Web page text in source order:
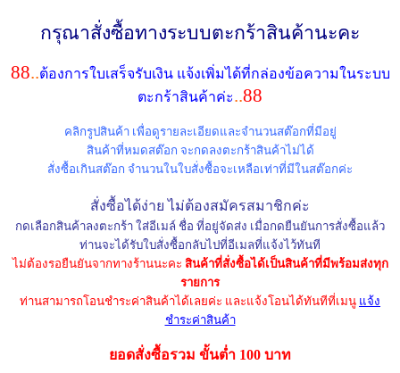
กรุณาสั่งซื้อทางระบบตะกร้าสินค้านะคะ
88..ต้องการใบเสร็จรับเงิน แจ้งเพิ่มได้ที่กล่องข้อความในระบบ
ตะกร้าสินค้าค่ะ..88
คลิกรูปสินค้า เพื่อดูรายละเอียดและจำนวนสต๊อกที่มีอยู่
สินค้าที่หมดสต๊อก จะกดลงตะกร้าสินค้าไม่ได้
สั่งซื้อเกินสต๊อก จำนวนในใบสั่งซื้อจะเหลือเท่าที่มีในสต๊อกค่ะ
สั่งซื้อได้ง่าย ไม่ต้องสมัครสมาชิกค่ะ
กดเลือกสินค้าลงตะกร้า ใส่อีเมล์ ชื่อ ที่อยู่จัดส่ง เมื่อกดยืนยันการสั่งซื้อแล้ว
ท่านจะได้รับใบสั่งซื้อกลับไปที่อีเมลที่แจ้งไว้ทันที
ไม่ต้องรอยืนยันจากทางร้านนะคะ สินค้าที่สั่งซื้อได้เป็นสินค้าที่มีพร้อมส่งทุก
รายการ
ท่านสามารถโอนชำระค่าสินค้าได้เลยค่ะ และแจ้งโอนได้ทันทีที่เมนู แจ้ง
ชำระค่าสินค้า
ยอดสั่งซื้อรวม ขั้นต่ำ 100 บาท